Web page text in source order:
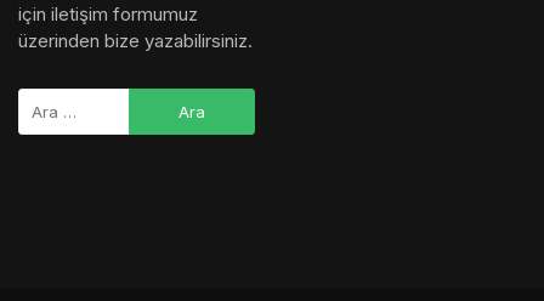
için iletişim formumuz
üzerinden bize yazabilirsiniz.